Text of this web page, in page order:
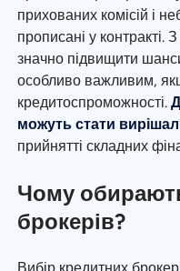
прихованих комісій і
прописані у
значно підвищити
особливо важливим,
кредитоспроможності.
можуть стати
прийнятті складних
Чому
брокерів?